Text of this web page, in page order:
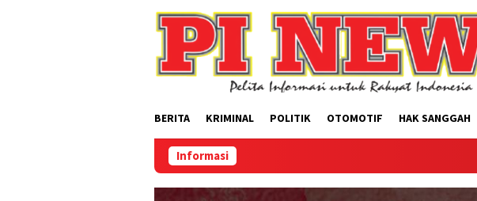
BERITA KRIMINAL POLITIK OTOMOTIF HAK SANGGAH
Informasi